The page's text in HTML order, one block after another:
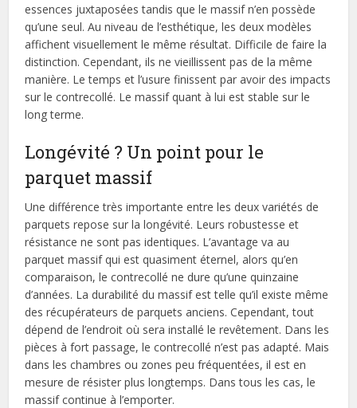
essences juxtaposées tandis que le massif n’en possède
qu’une seul. Au niveau de l’esthétique, les deux modèles
affichent visuellement le même résultat. Difficile de faire la
distinction. Cependant, ils ne vieillissent pas de la même
manière. Le temps et l’usure finissent par avoir des impacts
sur le contrecollé. Le massif quant à lui est stable sur le
long terme.
Longévité ? Un point pour le
parquet massif
Une différence très importante entre les deux variétés de
parquets repose sur la longévité. Leurs robustesse et
résistance ne sont pas identiques. L’avantage va au
parquet massif qui est quasiment éternel, alors qu’en
comparaison, le contrecollé ne dure qu’une quinzaine
d’années. La durabilité du massif est telle qu’il existe même
des récupérateurs de parquets anciens. Cependant, tout
dépend de l’endroit où sera installé le revêtement. Dans les
pièces à fort passage, le contrecollé n’est pas adapté. Mais
dans les chambres ou zones peu fréquentées, il est en
mesure de résister plus longtemps. Dans tous les cas, le
massif continue à l’emporter.